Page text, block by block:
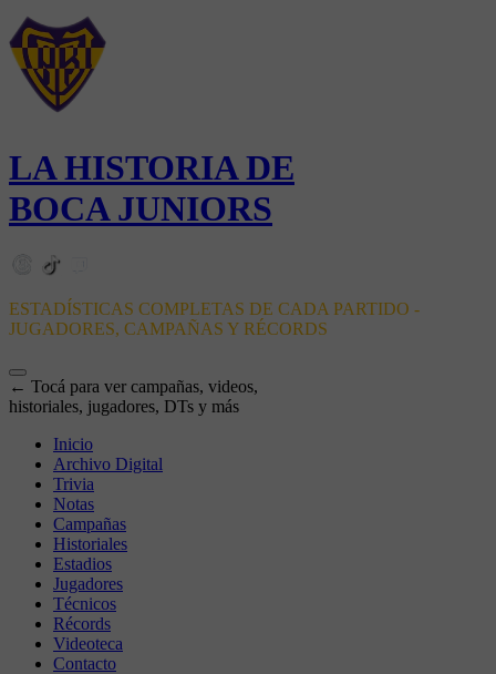
LA HISTORIA DE
BOCA JUNIORS
ESTADÍSTICAS COMPLETAS DE CADA PARTIDO -
JUGADORES, CAMPAÑAS Y RÉCORDS
← Tocá para ver campañas, videos,
historiales, jugadores, DTs y más
Inicio
Archivo Digital
Trivia
Notas
Campañas
Historiales
Estadios
Jugadores
Técnicos
Récords
Videoteca
Contacto